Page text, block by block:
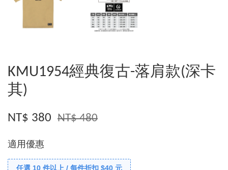
KMU1954經典復古-落肩款(深卡
其)
NT$ 380 NT$ 480
適用優惠
任選 10 件以上 / 每件折扣 $40 元